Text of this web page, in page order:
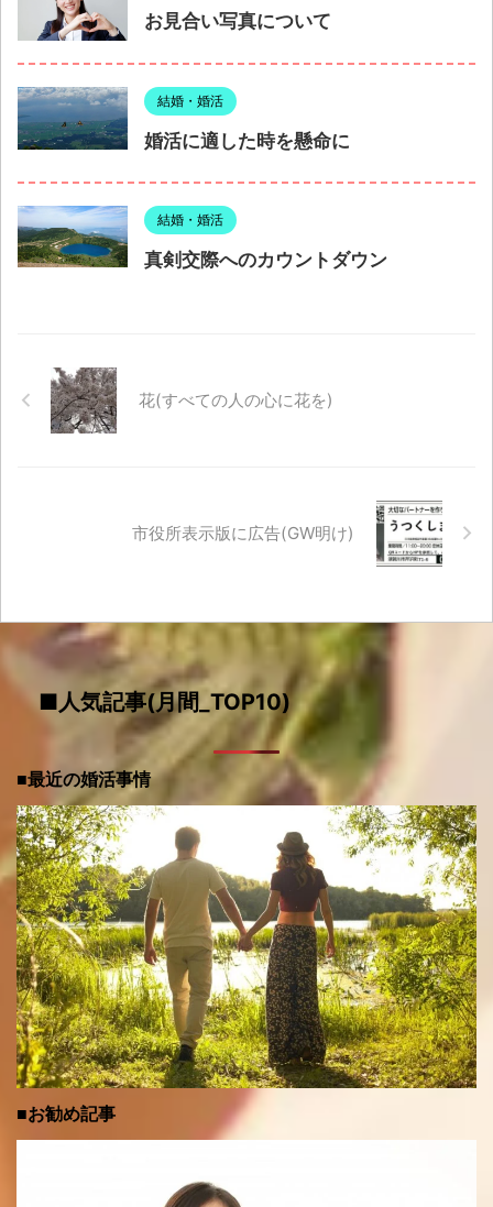
お見合い写真について
結婚・婚活
婚活に適した時を懸命に
結婚・婚活
真剣交際へのカウントダウン
花(すべての人の心に花を)
市役所表示版に広告(GW明け)
■人気記事(月間_TOP10)
■最近の婚活事情
■お勧め記事